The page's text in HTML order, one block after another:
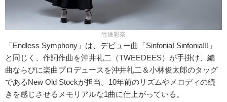
竹達彩奈
「Endless Symphony」は、デビュー曲「Sinfonia! Sinfonia!!!」
と同じく、作詞作曲を沖井礼二（TWEEDEES）が手掛け、編
曲ならびに楽曲プロデュースを沖井礼二＆小林俊太郎のタッグ
であるNew Old Stockが担当。10年前のリズムやメロディの続
きを感じさせるメモリアルな1曲に仕上がっている。